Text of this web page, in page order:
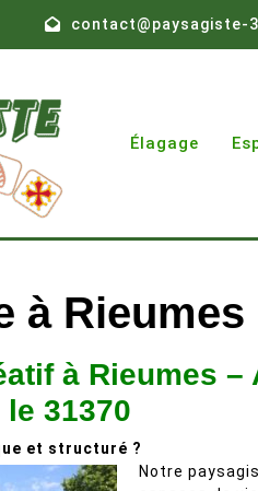
contact@paysagiste-
Élagage
à Rieumes
à Rieumes –
31370
et structuré ?
Notre